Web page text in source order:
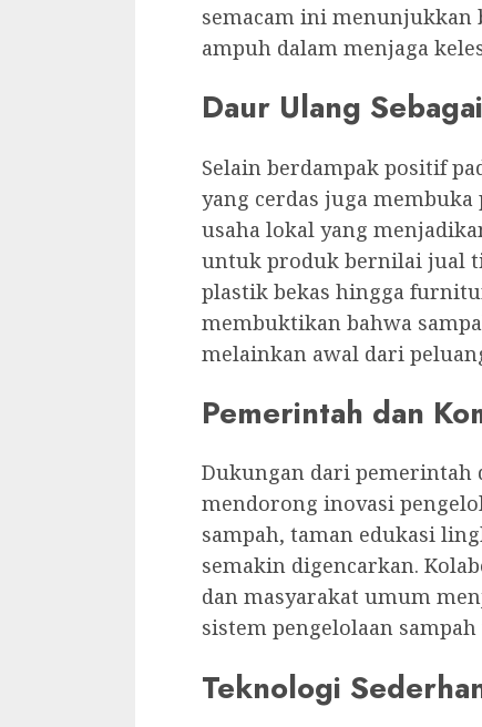
semacam ini menunjukkan
ampuh dalam menjaga
Daur Ulang
Selain berdampak positif
yang cerdas juga
usaha lokal yang
untuk produk bernilai jual
plastik bekas hingga
membuktikan bahwa
melainkan awal dari
Pemerintah dan
Dukungan dari pemerintah
mendorong inovasi
sampah, taman edukasi
semakin digencarkan.
dan masyarakat umum
sistem pengelolaan
Teknologi